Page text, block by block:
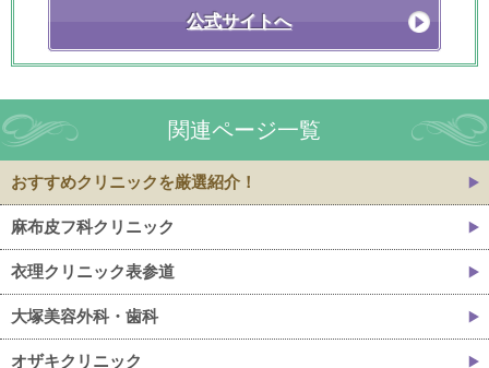
公式サイトへ
関連ページ一覧
おすすめクリニックを厳選紹介！
麻布皮フ科クリニック
衣理クリニック表参道
大塚美容外科・歯科
オザキクリニック